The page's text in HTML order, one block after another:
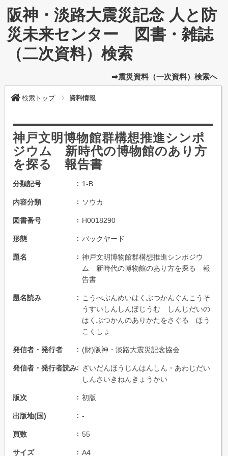
阪神・淡路大震災記念 人と防
災未来センター 図書・雑誌
（二次資料）検索
➡震災資料（一次資料）検索へ
検索トップ 資料情報
神戸文明博物館群構想推進シンポ
ジウム 新時代の博物館のあり方
を探る 報告書
分類記号 1-B
内容分類 ソウカ
図書番号 H0018290
形態 バックヤード
題名
神戸文明博物館群構想推進シンポジウ
ム 新時代の博物館のあり方を探る 報
告書
題名読み
こうべぶんめいはくぶつかんぐんこうそ
うすいしんしんぽじうむ しんじだいの
はくぶつかんのありかたをさぐる ほう
こくしょ
発信者・発行者 (財)阪神・淡路大震災記念協会
発信者・発行者読み
ざいだんほうじんはんしん・あわじだい
しんさいきねんきょうかい
版次 初版
出版地(国) -
頁数 55
サイズ A4